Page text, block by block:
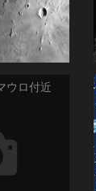
ウロ付近